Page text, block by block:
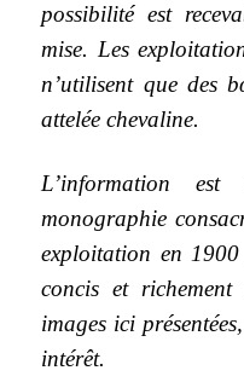
possibilité est
mise. Les
n’utilisent que des
attelée chevaline.
L’information
monographie
exploitation en
concis et
images ici
intérêt.